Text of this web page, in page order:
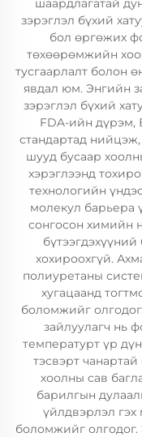
шаардлагатай
зэрэглэл бүхий
бол өргөжих
төхөөрөмжийн
тусгаарлалт болон
явдал юм. Энгийн
зэрэглэл бүхий
FDA-ийн дүрэм,
стандартад
шууд бусаар
хэрэглээнд
технологийн
молекул барьера
сонгосон химийн
хохироохгүй.
полиуретаны
хугацаанд
боломжийг
зайлуулагч нь
температурт үр
тэсвэрт
хоолны сав
барилгын
үйлдвэрлэл гэх
боломжийг